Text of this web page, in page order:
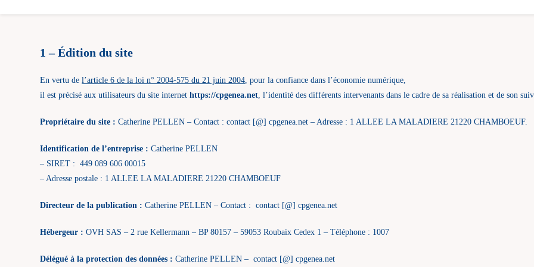
1 – Édition du site
En vertu del’article 6 de la loi n° 2004-575 du 21 juin 2004, pour la confiance dans l’économie numérique,
il est précisé aux utilisateurs du site internethttps://cpgenea.net, l’identité des différents intervenants dans le cadre de sa réalisation et de son
Propriétaire du site :Catherine PELLEN – Contact : contact [@] cpgenea.net – Adresse : 1 ALLEE LA MALADIERE 21220 CHAMBOEUF.
Identification de l’entreprise : Catherine PELLEN
– SIRET : 449 089 606 00015
– Adresse postale : 1 ALLEE LA MALADIERE 21220 CHAMBOEUF
Directeur de la publication :Catherine PELLEN – Contact : contact [@] cpgenea.net
Hébergeur : OVH SAS – 2 rue Kellermann – BP 80157 – 59053 Roubaix Cedex 1 – Téléphone : 1007
Délégué à la protection des données :Catherine PELLEN – contact [@] cpgenea.net